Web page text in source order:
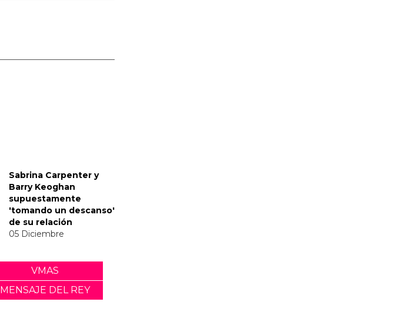
Sabrina Carpenter y
Barry Keoghan
supuestamente
'tomando un descanso'
de su relación
05 Diciembre
VMAS
MENSAJE DEL REY